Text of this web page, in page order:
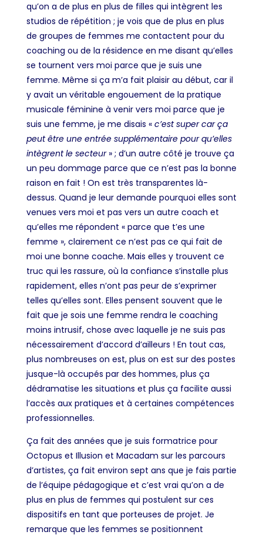
qu’on a de plus en plus de filles qui intègrent les
studios de répétition ; je vois que de plus en plus
de groupes de femmes me contactent pour du
coaching ou de la résidence en me disant qu’elles
se tournent vers moi parce que je suis une
femme. Même si ça m’a fait plaisir au début, car il
y avait un véritable engouement de la pratique
musicale féminine à venir vers moi parce que je
suis une femme, je me disais « c’est super car ça
peut être une entrée supplémentaire pour qu’elles
intègrent le secteur» ; d’un autre côté je trouve ça
un peu dommage parce que ce n’est pas la bonne
raison en fait ! On est très transparentes là-
dessus. Quand je leur demande pourquoi elles sont
venues vers moi et pas vers un autre coach et
qu’elles me répondent « parce que t’es une
femme », clairement ce n’est pas ce qui fait de
moi une bonne coache. Mais elles y trouvent ce
truc qui les rassure, où la confiance s’installe plus
rapidement, elles n’ont pas peur de s’exprimer
telles qu’elles sont. Elles pensent souvent que le
fait que je sois une femme rendra le coaching
moins intrusif, chose avec laquelle je ne suis pas
nécessairement d’accord d’ailleurs ! En tout cas,
plus nombreuses on est, plus on est sur des postes
jusque-là occupés par des hommes, plus ça
dédramatise les situations et plus ça facilite aussi
l’accès aux pratiques et à certaines compétences
professionnelles.
Ça fait des années que je suis formatrice pour
Octopus et Illusion et Macadam sur les parcours
d’artistes, ça fait environ sept ans que je fais partie
de l’équipe pédagogique et c’est vrai qu’on a de
plus en plus de femmes qui postulent sur ces
dispositifs en tant que porteuses de projet. Je
remarque que les femmes se positionnent